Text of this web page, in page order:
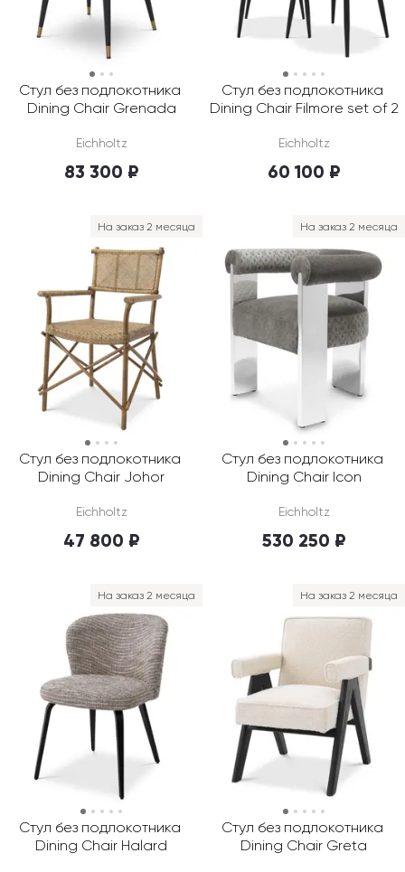
Стул без подлокотника
Dining Chair Grenada
Eichholtz
83 300 ₽
Стул без подлокотника
Dining Chair Filmore set of 2
Eichholtz
60 100 ₽
Стул без подлокотника
Dining Chair Johor
Eichholtz
47 800 ₽
На заказ 2 месяца
Стул без подлокотника
Dining Chair Icon
Eichholtz
530 250 ₽
На заказ 2 месяца
Стул без подлокотника
Dining Chair Halard
На заказ 2 месяца
Стул без подлокотника
Dining Chair Greta
На заказ 2 месяца